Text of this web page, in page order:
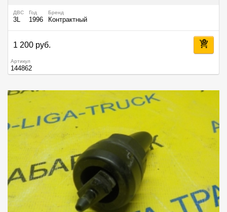
ДВС
3L
Год
1996
Бренд
Контрактный
1 200 руб.
Артикул
144862